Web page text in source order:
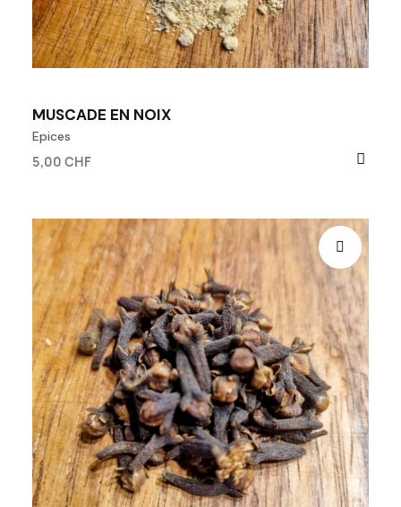
MUSCADE EN NOIX
Epices
5,00 CHF